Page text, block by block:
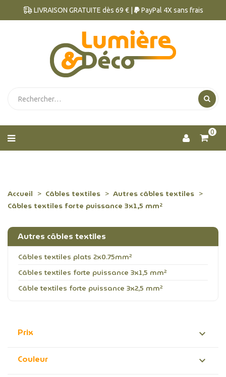
LIVRAISON GRATUITE dès 69 € | PayPal 4X sans frais
0
Accueil Câbles textiles
Autres câbles textiles
Câbles textiles forte puissance 3x1,5 mm²
Autres câbles textiles
Câbles textiles plats 2x0.75mm²
Câbles textiles forte puissance 3x1,5 mm²
Câble textiles forte puissance 3x2,5 mm²
Prix 
Couleur 